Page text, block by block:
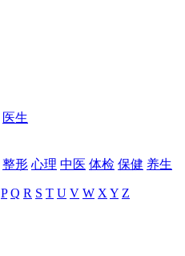
医生
整形 心理 中医 体检 保健 养生
P Q R S T U V W X Y Z